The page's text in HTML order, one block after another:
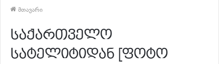
მთავარი
საქართველო
სატელიტიდან [ფოტო